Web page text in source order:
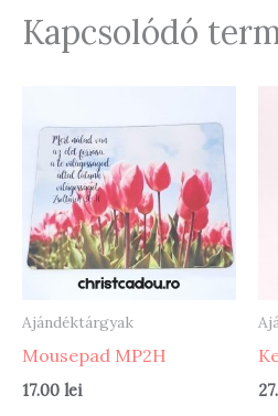
Kapcsolódó
Ajándéktárgyak
Mousepad MP2H
17.00 lei